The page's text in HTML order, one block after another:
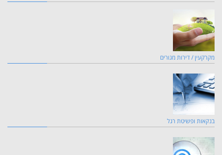
מקרקעין / דירות מגורים
בנקאות ופשיטת רגל